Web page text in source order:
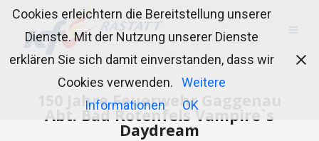
150 Jahre Feuerwehr Gaggenau
Abt. Bad Rotenfels Vampire`s
Daydream
Cookies erleichtern die Bereitstellung unserer
Dienste. Mit der Nutzung unserer Dienste
erklären Sie sich damit einverstanden, dass wir
Cookies verwenden.
Weitere
Informationen
OK